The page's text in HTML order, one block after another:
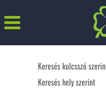
Központi